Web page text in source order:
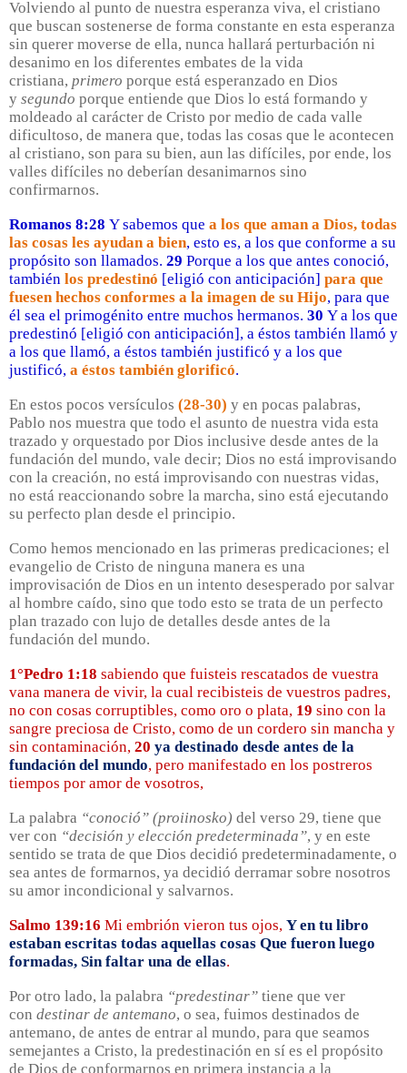
Volviendo al punto de nuestra esperanza viva, el cristiano
que buscan sostenerse de forma constante en esta esperanza
sin querer moverse de ella, nunca hallará perturbación ni
desanimo en los diferentes embates de la vida
cristiana, primero porque está esperanzado en Dios
y segundo porque entiende que Dios lo está formando y
moldeado al carácter de Cristo por medio de cada valle
dificultoso, de manera que, todas las cosas que le acontecen
al cristiano, son para su bien, aun las difíciles, por ende, los
valles difíciles no deberían desanimarnos sino
confirmarnos.
Romanos 8:28 Y sabemos que a los que aman a Dios, todas
las cosas les ayudan a bien, esto es, a los que conforme a su
propósito son llamados. 29 Porque a los que antes conoció,
también los predestinó [eligió con anticipación] para que
fuesen hechos conformes a la imagen de su Hijo, para que
él sea el primogénito entre muchos hermanos. 30 Y a los que
predestinó [eligió con anticipación], a éstos también llamó y
a los que llamó, a éstos también justificó y a los que
justificó, a éstos también glorificó.
En estos pocos versículos (28-30) y en pocas palabras,
Pablo nos muestra que todo el asunto de nuestra vida esta
trazado y orquestado por Dios inclusive desde antes de la
fundación del mundo, vale decir; Dios no está improvisando
con la creación, no está improvisando con nuestras vidas,
no está reaccionando sobre la marcha, sino está ejecutando
su perfecto plan desde el principio.
Como hemos mencionado en las primeras predicaciones; el
evangelio de Cristo de ninguna manera es una
improvisación de Dios en un intento desesperado por salvar
al hombre caído, sino que todo esto se trata de un perfecto
plan trazado con lujo de detalles desde antes de la
fundación del mundo.
1°Pedro 1:18 sabiendo que fuisteis rescatados de vuestra
vana manera de vivir, la cual recibisteis de vuestros padres,
no con cosas corruptibles, como oro o plata, 19 sino con la
sangre preciosa de Cristo, como de un cordero sin mancha y
sin contaminación, 20 ya destinado desde antes de la
fundación del mundo, pero manifestado en los postreros
tiempos por amor de vosotros,
La palabra “conoció” (proiinosko) del verso 29, tiene que
ver con “decisión y elección predeterminada”, y en este
sentido se trata de que Dios decidió predeterminadamente, o
sea antes de formarnos, ya decidió derramar sobre nosotros
su amor incondicional y salvarnos.
Salmo 139:16 Mi embrión vieron tus ojos, Y en tu libro
estaban escritas todas aquellas cosas Que fueron luego
formadas, Sin faltar una de ellas.
Por otro lado, la palabra “predestinar” tiene que ver
con destinar de antemano, o sea, fuimos destinados de
antemano, de antes de entrar al mundo, para que seamos
semejantes a Cristo, la predestinación en sí es el propósito
de Dios de conformarnos en primera instancia a la